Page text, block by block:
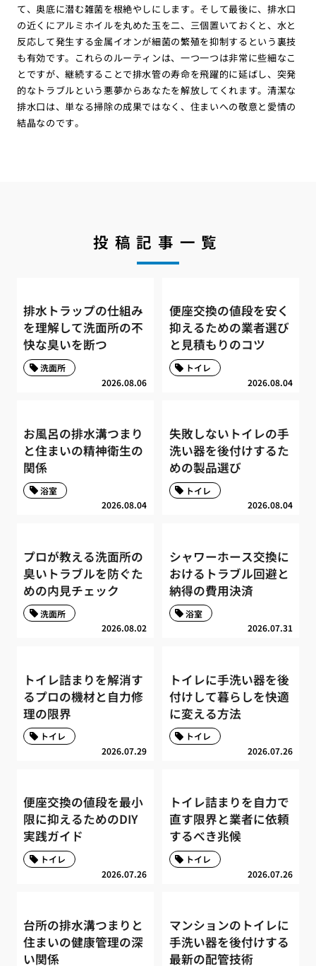
て、奥底に潜む雑菌を根絶やしにします。そして最後に、排水口
の近くにアルミホイルを丸めた玉を二、三個置いておくと、水と
反応して発生する金属イオンが細菌の繁殖を抑制するという裏技
も有効です。これらのルーティンは、一つ一つは非常に些細なこ
とですが、継続することで排水管の寿命を飛躍的に延ばし、突発
的なトラブルという悪夢からあなたを解放してくれます。清潔な
排水口は、単なる掃除の成果ではなく、住まいへの敬意と愛情の
結晶なのです。
投稿記事一覧
排水トラップの仕組み
を理解して洗面所の不
快な臭いを断つ
2026.08.06
洗面所
便座交換の値段を安く
抑えるための業者選び
と見積もりのコツ
2026.08.04
トイレ
お風呂の排水溝つまり
と住まいの精神衛生の
関係
2026.08.04
浴室
失敗しないトイレの手
洗い器を後付けするた
めの製品選び
2026.08.04
トイレ
プロが教える洗面所の
臭いトラブルを防ぐた
めの内見チェック
2026.08.02
洗面所
シャワーホース交換に
おけるトラブル回避と
納得の費用決済
2026.07.31
浴室
トイレ詰まりを解消す
るプロの機材と自力修
理の限界
2026.07.29
トイレ
トイレに手洗い器を後
付けして暮らしを快適
に変える方法
2026.07.26
トイレ
便座交換の値段を最小
限に抑えるためのDIY
実践ガイド
2026.07.26
トイレ
トイレ詰まりを自力で
直す限界と業者に依頼
するべき兆候
2026.07.26
トイレ
台所の排水溝つまりと
住まいの健康管理の深
い関係
マンションのトイレに
手洗い器を後付けする
最新の配管技術